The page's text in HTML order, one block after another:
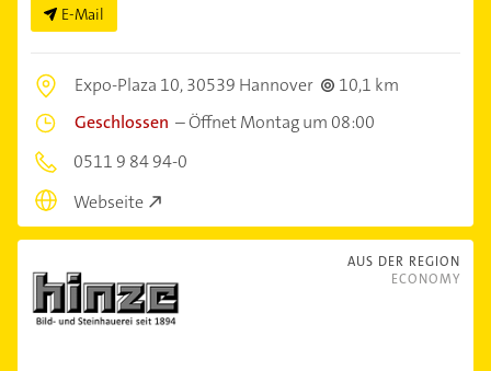
E-Mail
Expo-Plaza 10,30539 Hannover
10,1 km
Geschlossen –Öffnet Montag um 08:00
0511 9 84 94-0
Webseite
AUS DER REGION
ECONOMY